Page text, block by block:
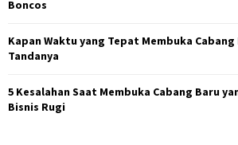
Boncos
Kapan Waktu yang Tepat Membuka Cabang
Tandanya
5 Kesalahan Saat Membuka Cabang Baru
Bisnis Rugi